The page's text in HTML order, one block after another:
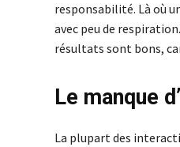
responsabilité. Là où
avec peu de
résultats sont bons,
Le manque
La plupart des